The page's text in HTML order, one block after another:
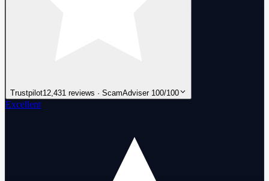
Trustpilot12,431 reviews · ScamAdviser 100/100
Excellent